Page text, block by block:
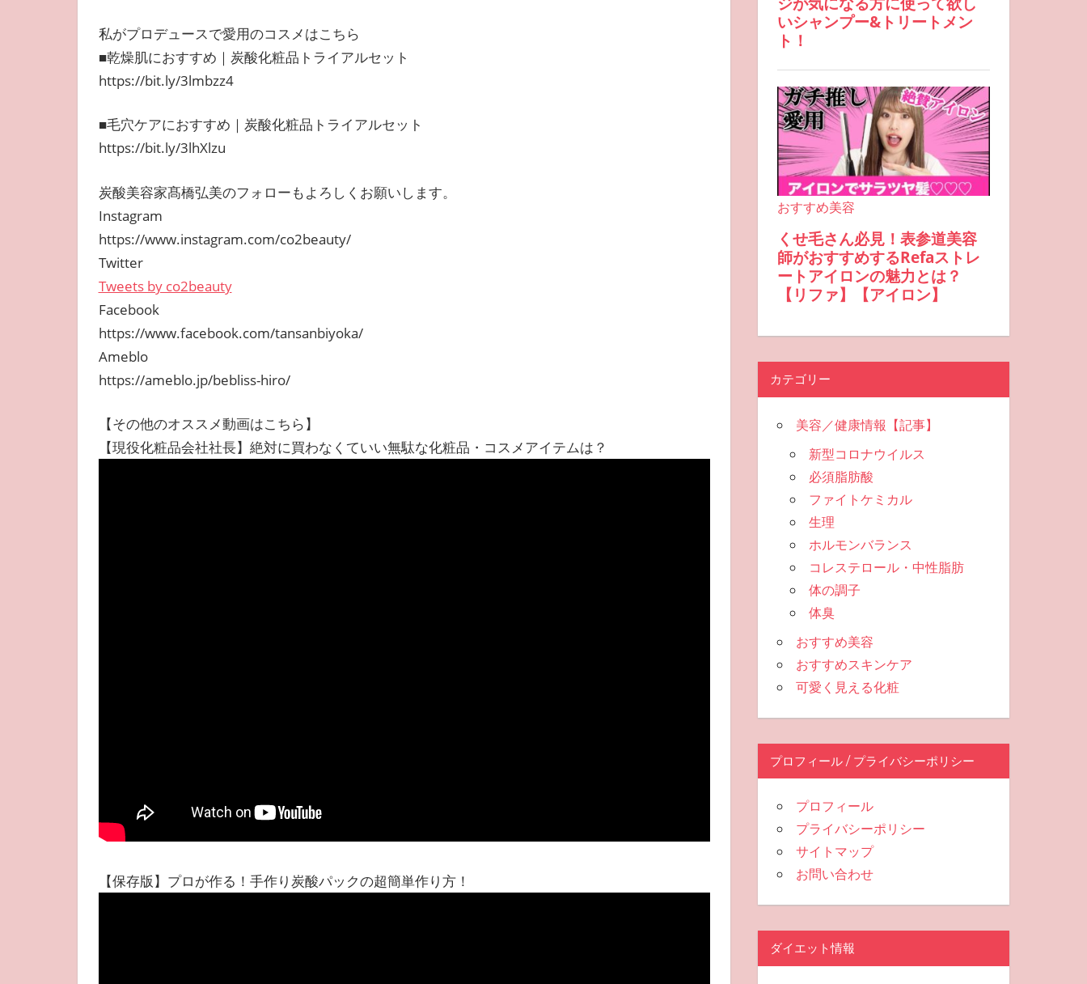
私がプロデュースで愛用のコスメはこちら
■乾燥肌におすすめ｜炭酸化粧品トライアルセット
https://bit.ly/3lmbzz4
■毛穴ケアにおすすめ｜炭酸化粧品トライアルセット
https://bit.ly/3lhXlzu
炭酸美容家髙橋弘美のフォローもよろしくお願いします。
Instagram
https://www.instagram.com/co2beauty/
Twitter
Tweets by co2beauty
Facebook
https://www.facebook.com/tansanbiyoka/
Ameblo
https://ameblo.jp/bebliss-hiro/
【その他のオススメ動画はこちら】
【現役化粧品会社社長】絶対に買わなくていい無駄な化粧品・コスメアイテムは？
【保存版】プロが作る！手作り炭酸パックの超簡単作り方！
カテゴリー
美容／健康情報【記事】
新型コロナウイルス
必須脂肪酸
ファイトケミカル
生理
ホルモンバランス
コレステロール・中性脂肪
体の調子
体臭
おすすめ美容
おすすめスキンケア
可愛く見える化粧
プロフィール / プライバシーポリシー
プロフィール
プライバシーポリシー
サイトマップ
お問い合わせ
ダイエット情報